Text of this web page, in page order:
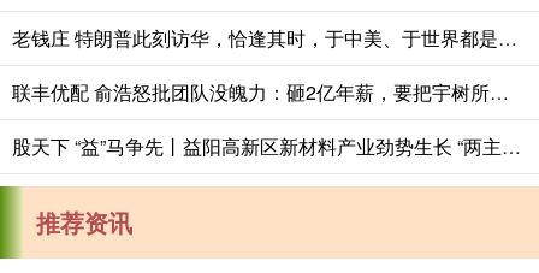
老钱庄 特朗普此刻访华，恰逢其时，于中美、于世界都是一件好事
联丰优配 俞浩怒批团队没魄力：砸2亿年薪，要把宇树所有客户、标的抢过来
股天下 “益”马争先丨益阳高新区新材料产业劲势生长 “两主一特”向新而行
推荐资讯